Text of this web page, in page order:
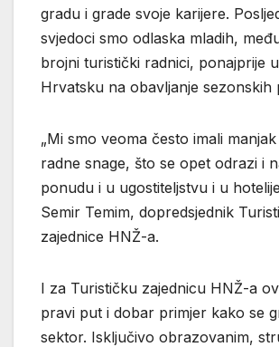
gradu i grade svoje karijere.
svjedoci smo odlaska mladih,
brojni turistički radnici, ponajprije
Hrvatsku na obavljanje sezonskih
„Mi smo veoma često imali
radne snage, što se opet odrazi i
ponudu i u ugostiteljstvu i u
Semir Temim, dopredsjednik
zajednice HNŽ-a.
I za Turističku zajednicu HNŽ-a
pravi put i dobar primjer kako se
sektor. Isključivo obrazovanim,